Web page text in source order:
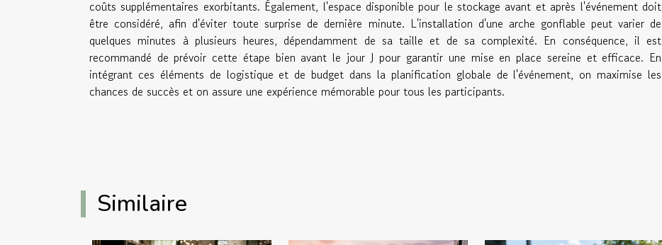
coûts supplémentaires exorbitants. Également, l'espace disponible pour le stockage avant et après l'événement doit
être considéré, afin d'éviter toute surprise de dernière minute. L'installation d'une arche gonflable peut varier de
quelques minutes à plusieurs heures, dépendamment de sa taille et de sa complexité. En conséquence, il est
recommandé de prévoir cette étape bien avant le jour J pour garantir une mise en place sereine et efficace. En
intégrant ces éléments de logistique et de budget dans la planification globale de l'événement, on maximise les
chances de succès et on assure une expérience mémorable pour tous les participants.
Similaire